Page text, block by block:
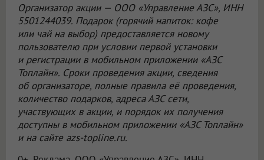
Организатор акции — ООО «Управление АЗС», ИНН
5501244039. Подарок (горячий напиток: кофе
или чай на выбор) предоставляется новому
пользователю при условии первой установки
и регистрации в мобильном приложении «АЗС
Топлайн». Сроки проведения акции, сведения
об организаторе, полные правила её проведения,
количество подарков, адреса АЗС сети,
участвующих в акции, и порядок их получения
доступны в мобильном приложении «АЗС Топлайн»
и на сайте azs-topline.ru.